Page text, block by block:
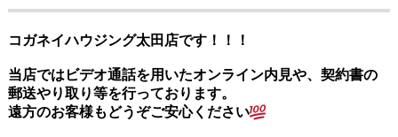
コガネイハウジング太田店です！！！
当店ではビデオ通話を用いたオンライン内見や、契約書の
郵送やり取り等を行っております。
遠方のお客様もどうぞご安心ください